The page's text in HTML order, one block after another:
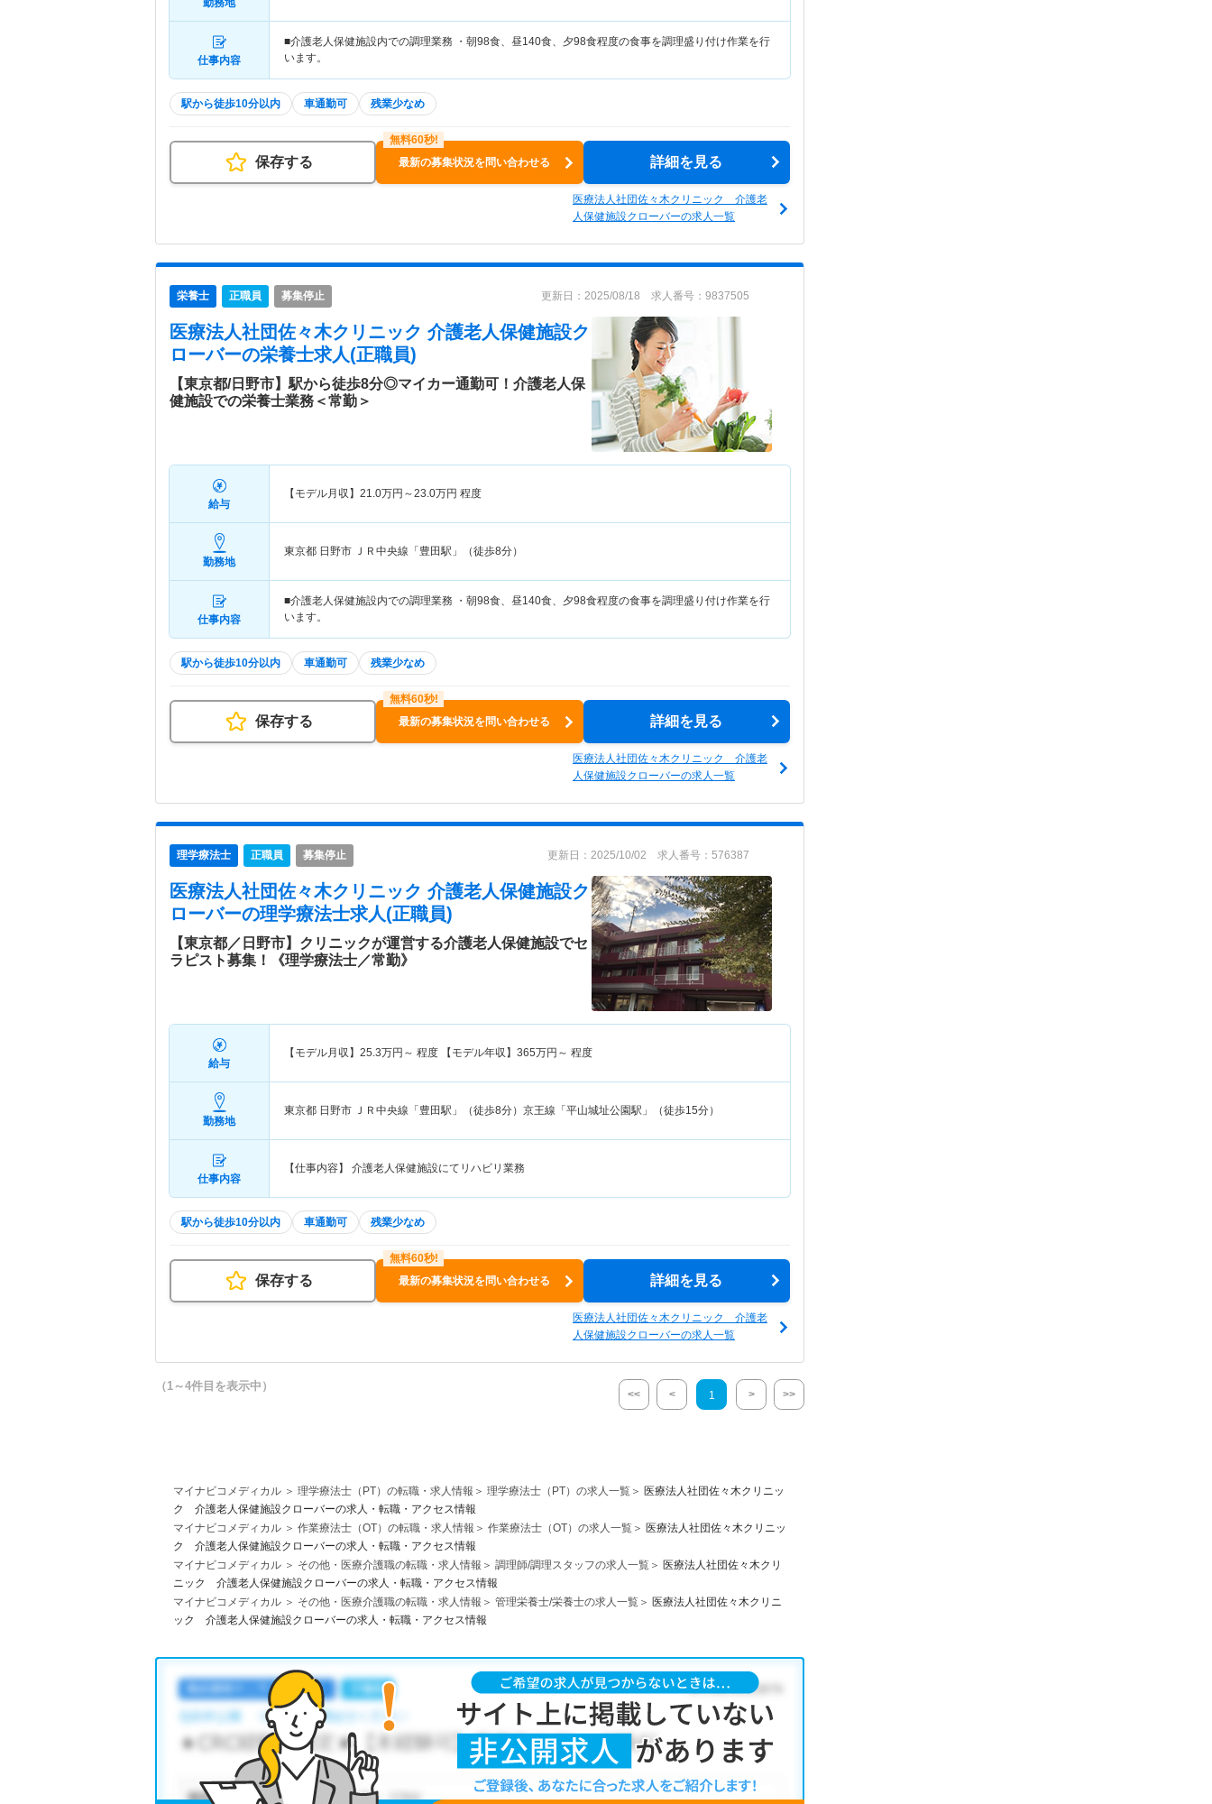
勤務地
仕事内容
■介護老人保健施設内での調理業務 ・朝98食、昼140食、夕98食程度の食事を調理盛り付け作業を行
います。
駅から徒歩10分以内 車通勤可 残業少なめ
保存する 最新の募集状況を問い合わせる 詳細を見る
医療法人社団佐々木クリニック 介護老
人保健施設クローバーの求人一覧
栄養士 正職員 募集停止 更新日：2025/08/18 求人番号：9837505
医療法人社団佐々木クリニック 介護老人保健施設ク
ローバーの栄養士求人(正職員)
【東京都/日野市】駅から徒歩8分◎マイカー通勤可！介護老人保
健施設での栄養士業務＜常勤＞
給与
【モデル月収】 21.0万円～23.0万円 程度
勤務地
東京都 日野市 ＪＲ中央線「豊田駅」（徒歩8分）
仕事内容
■介護老人保健施設内での調理業務 ・朝98食、昼140食、夕98食程度の食事を調理盛り付け作業を行
います。
駅から徒歩10分以内 車通勤可 残業少なめ
保存する 最新の募集状況を問い合わせる 詳細を見る
医療法人社団佐々木クリニック 介護老
人保健施設クローバーの求人一覧
理学療法士 正職員 募集停止 更新日：2025/10/02 求人番号：576387
医療法人社団佐々木クリニック 介護老人保健施設ク
ローバーの理学療法士求人(正職員)
【東京都／日野市】クリニックが運営する介護老人保健施設でセ
ラピスト募集！《理学療法士／常勤》
給与
【モデル月収】 25.3万円～ 程度 【モデル年収】 365万円～ 程度
勤務地
東京都 日野市 ＪＲ中央線「豊田駅」（徒歩8分）京王線「平山城址公園駅」（徒歩15分）
仕事内容
【仕事内容】 介護老人保健施設にてリハビリ業務
駅から徒歩10分以内 車通勤可 残業少なめ
保存する 最新の募集状況を問い合わせる 詳細を見る
医療法人社団佐々木クリニック 介護老
人保健施設クローバーの求人一覧
（1～4件目を表示中）
<< < 1 > >>
マイナビコメディカル 理学療法士（PT）の転職・求人情報 理学療法士（PT）の求人一覧
医療法人社団佐々木クリニッ
ク 介護老人保健施設クローバーの求人・転職・アクセス情報
マイナビコメディカル
作業療法士（OT）の転職・求人情報 作業療法士（OT）の求人一覧
医療法人社団佐々木クリニッ
ク 介護老人保健施設クローバーの求人・転職・アクセス情報
マイナビコメディカル
その他・医療介護職の転職・求人情報 調理師/調理スタッフの求人一覧
医療法人社団佐々木クリ
ニック 介護老人保健施設クローバーの求人・転職・アクセス情報
マイナビコメディカル
その他・医療介護職の転職・求人情報 管理栄養士/栄養士の求人一覧
医療法人社団佐々木クリニ
ック 介護老人保健施設クローバーの求人・転職・アクセス情報